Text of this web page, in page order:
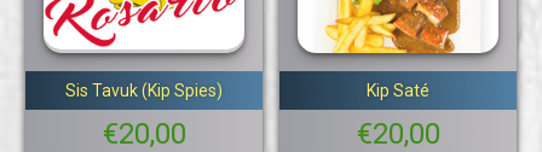
Sis Tavuk (Kip Spies)
€20,00
Kip Saté
€20,00